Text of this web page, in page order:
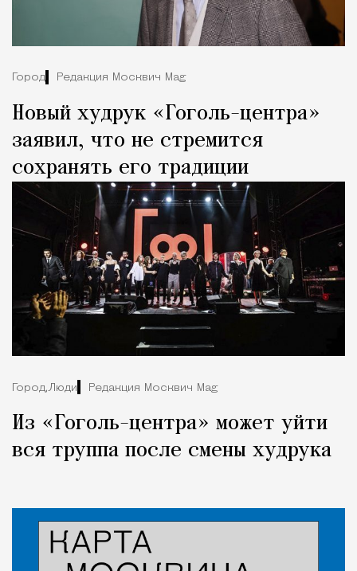
Город Редакция Москвич Mag
Новый худрук «Гоголь-центра»
заявил, что не стремится
сохранять его традиции
Город,Люди Редакция Москвич Mag
Из «Гоголь-центра» может уйти
вся труппа после смены худрука